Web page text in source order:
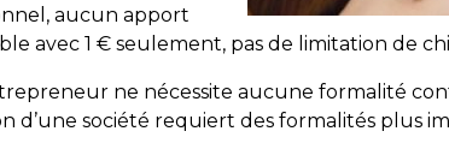
aucun apport
avec 1 € seulement, pas de limitation de
ne nécessite aucune formalité
d’une société requiert des formalités plus